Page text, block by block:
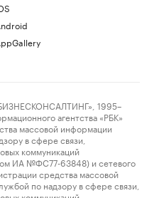
1995–
агентства «РБК»
массовой информации
в сфере связи,
коммуникаций
ИА №ФС77-63848) и сетевого
средства массовой
по надзору в сфере связи,